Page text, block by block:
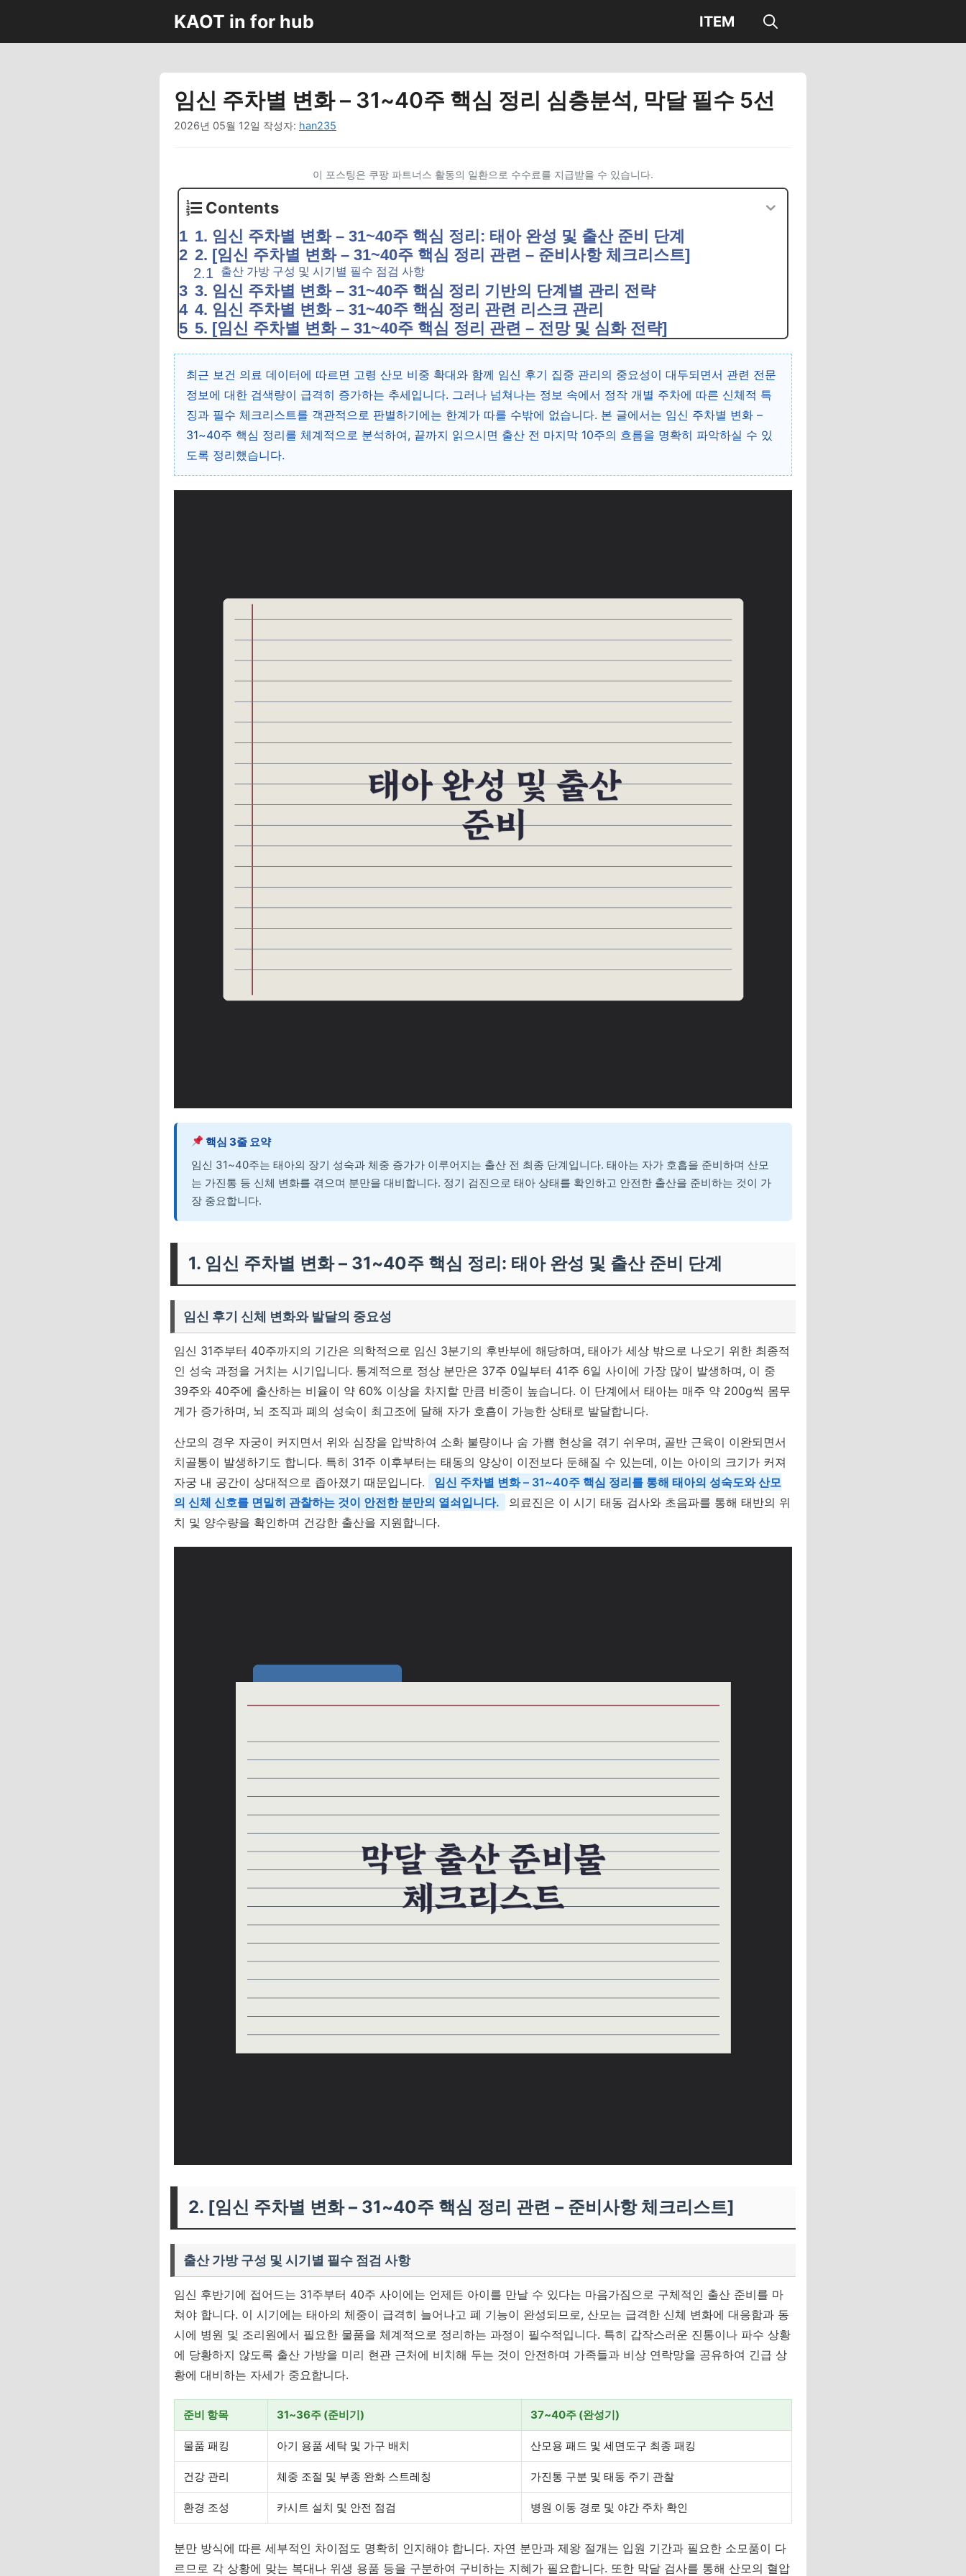
츠
KAOT in for hub ITEM
임신 주차별 변화 – 31~40주 핵심 정리 심층분석, 막달 필수 5선
2026년 05월 12일 작성자: han235
이 포스팅은 쿠팡 파트너스 활동의 일환으로 수수료를 지급받을 수 있습니다.
Contents
1. 임신 주차별 변화 – 31~40주 핵심 정리: 태아 완성 및 출산 준비 단계
2. [임신 주차별 변화 – 31~40주 핵심 정리 관련 – 준비사항 체크리스트]
출산 가방 구성 및 시기별 필수 점검 사항
3. 임신 주차별 변화 – 31~40주 핵심 정리 기반의 단계별 관리 전략
4. 임신 주차별 변화 – 31~40주 핵심 정리 관련 리스크 관리
5. [임신 주차별 변화 – 31~40주 핵심 정리 관련 – 전망 및 심화 전략]
최근 보건 의료 데이터에 따르면 고령 산모 비중 확대와 함께 임신 후기 집중 관리의 중요성이 대두되면서 관련 전문
정보에 대한 검색량이 급격히 증가하는 추세입니다. 그러나 넘쳐나는 정보 속에서 정작 개별 주차에 따른 신체적 특
징과 필수 체크리스트를 객관적으로 판별하기에는 한계가 따를 수밖에 없습니다. 본 글에서는 임신 주차별 변화 –
31~40주 핵심 정리를 체계적으로 분석하여, 끝까지 읽으시면 출산 전 마지막 10주의 흐름을 명확히 파악하실 수 있
도록 정리했습니다.
핵심 3줄 요약
임신 31~40주는 태아의 장기 성숙과 체중 증가가 이루어지는 출산 전 최종 단계입니다. 태아는 자가 호흡을 준비하며 산모
는 가진통 등 신체 변화를 겪으며 분만을 대비합니다. 정기 검진으로 태아 상태를 확인하고 안전한 출산을 준비하는 것이 가
장 중요합니다.
1. 임신 주차별 변화 – 31~40주 핵심 정리: 태아 완성 및 출산 준비 단계
임신 후기 신체 변화와 발달의 중요성
임신 31주부터 40주까지의 기간은 의학적으로 임신 3분기의 후반부에 해당하며, 태아가 세상 밖으로 나오기 위한 최종적
인 성숙 과정을 거치는 시기입니다. 통계적으로 정상 분만은 37주 0일부터 41주 6일 사이에 가장 많이 발생하며, 이 중
39주와 40주에 출산하는 비율이 약 60% 이상을 차지할 만큼 비중이 높습니다. 이 단계에서 태아는 매주 약 200g씩 몸무
게가 증가하며, 뇌 조직과 폐의 성숙이 최고조에 달해 자가 호흡이 가능한 상태로 발달합니다.
산모의 경우 자궁이 커지면서 위와 심장을 압박하여 소화 불량이나 숨 가쁨 현상을 겪기 쉬우며, 골반 근육이 이완되면서
치골통이 발생하기도 합니다. 특히 31주 이후부터는 태동의 양상이 이전보다 둔해질 수 있는데, 이는 아이의 크기가 커져
자궁 내 공간이 상대적으로 좁아졌기 때문입니다.
임신 주차별 변화 – 31~40주 핵심 정리를 통해 태아의 성숙도와 산모
의 신체 신호를 면밀히 관찰하는 것이 안전한 분만의 열쇠입니다.
의료진은 이 시기 태동 검사와 초음파를 통해 태반의 위
치 및 양수량을 확인하며 건강한 출산을 지원합니다.
2. [임신 주차별 변화 – 31~40주 핵심 정리 관련 – 준비사항 체크리스트]
출산 가방 구성 및 시기별 필수 점검 사항
임신 후반기에 접어드는 31주부터 40주 사이에는 언제든 아이를 만날 수 있다는 마음가짐으로 구체적인 출산 준비를 마
쳐야 합니다. 이 시기에는 태아의 체중이 급격히 늘어나고 폐 기능이 완성되므로, 산모는 급격한 신체 변화에 대응함과 동
시에 병원 및 조리원에서 필요한 물품을 체계적으로 정리하는 과정이 필수적입니다. 특히 갑작스러운 진통이나 파수 상황
에 당황하지 않도록 출산 가방을 미리 현관 근처에 비치해 두는 것이 안전하며 가족들과 비상 연락망을 공유하여 긴급 상
황에 대비하는 자세가 중요합니다.
준비 항목 31~36주 (준비기) 37~40주 (완성기)
물품 패킹 아기 용품 세탁 및 가구 배치 산모용 패드 및 세면도구 최종 패킹
건강 관리 체중 조절 및 부종 완화 스트레칭 가진통 구분 및 태동 주기 관찰
환경 조성 카시트 설치 및 안전 점검 병원 이동 경로 및 야간 주차 확인
분만 방식에 따른 세부적인 차이점도 명확히 인지해야 합니다. 자연 분만과 제왕 절개는 입원 기간과 필요한 소모품이 다
르므로 각 상황에 맞는 복대나 위생 용품 등을 구분하여 구비하는 지혜가 필요합니다. 또한 막달 검사를 통해 산모의 혈압